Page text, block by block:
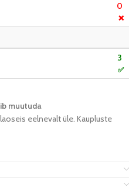
0
❌
3
✅
muutuda​
eelnevalt üle. Kaupluste